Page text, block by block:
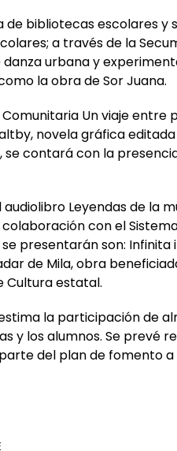
de bibliotecas escolares
a través de la
urbana y
la obra de Sor Juana.
Un viaje entre
novela gráfica
se contará con la
Leyendas de la
con el
presentarán son:
de Mila, obra
Cultura estatal.
la participación de
y los alumnos. Se prevé
del plan de fomento a